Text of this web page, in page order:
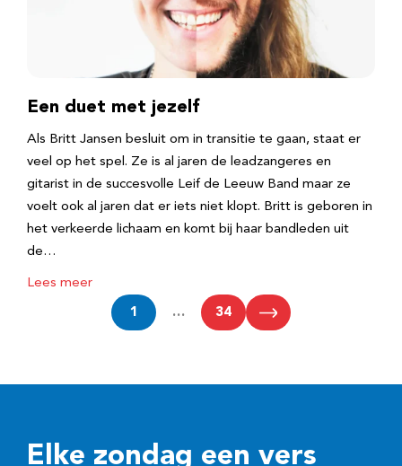
Een duet met jezelf
Als Britt Jansen besluit om in transitie te gaan, staat er
veel op het spel. Ze is al jaren de leadzangeres en
gitarist in de succesvolle Leif de Leeuw Band maar ze
voelt ook al jaren dat er iets niet klopt. Britt is geboren in
het verkeerde lichaam en komt bij haar bandleden uit
de…
Lees meer
1 … 34
Elke zondag een vers